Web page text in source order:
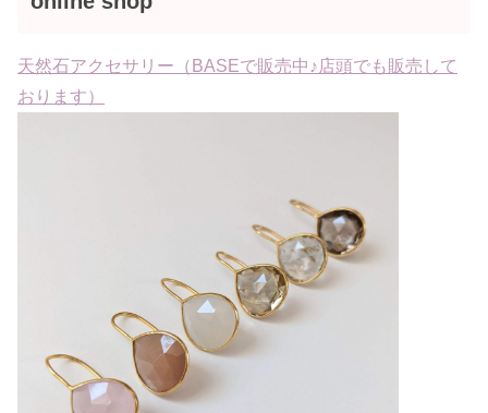
天然石アクセサリー（BASEで販売中♪店頭でも販売して
おります）